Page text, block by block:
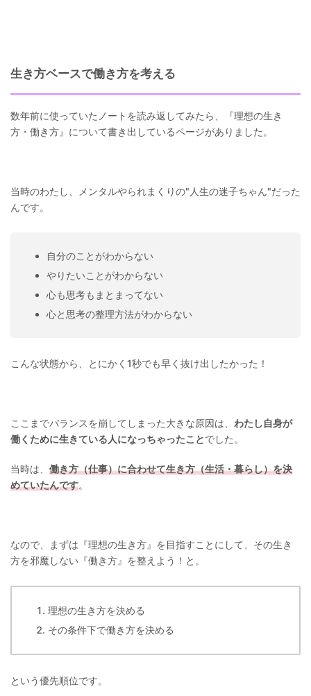
生き方ベースで働き方を考える
数年前に使っていたノートを読み返してみたら、『理想の生き
方・働き方』について書き出しているページがありました。
当時のわたし、メンタルやられまくりの"人生の迷子ちゃん"だった
んです。
自分のことがわからない
やりたいことがわからない
心も思考もまとまってない
心と思考の整理方法がわからない
こんな状態から、とにかく1秒でも早く抜け出したかった！
ここまでバランスを崩してしまった大きな原因は、 わたし自身が
働くために生きている人になっちゃったことでした。
当時は、 働き方（仕事）に合わせて生き方（生活・暮らし）を決
めていたんです。
なので、まずは『理想の生き方』を目指すことにして、その生き
方を邪魔しない『働き方』を整えよう！と。
理想の生き方を決める
その条件下で働き方を決める
という優先順位です。